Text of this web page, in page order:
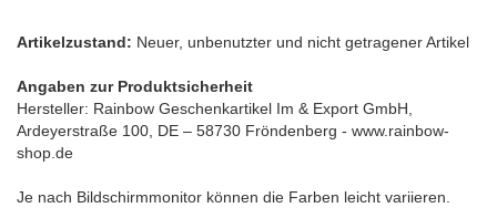
Artikelzustand: Neuer, unbenutzter und nicht getragener Artikel
Angaben zur Produktsicherheit
Hersteller: Rainbow Geschenkartikel Im & Export GmbH,
Ardeyerstraße 100, DE – 58730 Fröndenberg - www.rainbow-
shop.de
Je nach Bildschirmmonitor können die Farben leicht variieren.